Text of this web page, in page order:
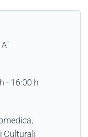
- 16:00 h
Culturali